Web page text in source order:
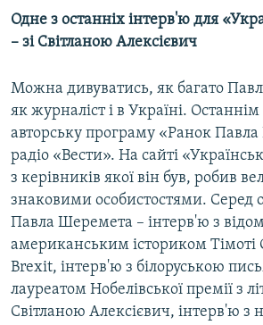
Одне з останніх інтерв'ю для
– зі Світланою Алексієвич
Можна дивуватись, як багато
як журналіст і в Україні. Останнім
авторську програму «Ранок
радіо «Вести». На сайті
з керівників якої він був, робив
знаковими особистостями. Серед
Павла Шеремета – інтерв'ю з
американським істориком
Brexit, інтерв'ю з білоруською
лауреатом Нобелівської премії з
Світланою Алексієвич, інтерв'ю з